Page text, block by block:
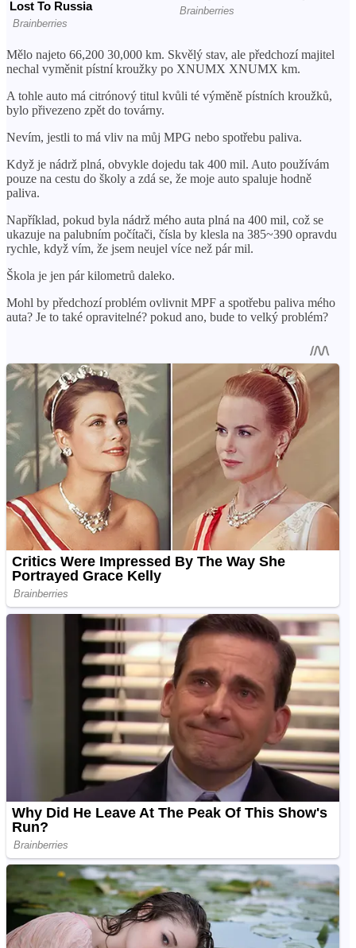
Mělo najeto 66,200 30,000 km. Skvělý stav, ale předchozí majitel
nechal vyměnit pístní kroužky po XNUMX XNUMX km.
A tohle auto má citrónový titul kvůli té výměně pístních kroužků,
bylo přivezeno zpět do továrny.
Nevím, jestli to má vliv na můj MPG nebo spotřebu paliva.
Když je nádrž plná, obvykle dojedu tak 400 mil. Auto používám
pouze na cestu do školy a zdá se, že moje auto spaluje hodně
paliva.
Například, pokud byla nádrž mého auta plná na 400 mil, což se
ukazuje na palubním počítači, čísla by klesla na 385~390 opravdu
rychle, když vím, že jsem neujel více než pár mil.
Škola je jen pár kilometrů daleko.
Mohl by předchozí problém ovlivnit MPF a spotřebu paliva mého
auta? Je to také opravitelné? pokud ano, bude to velký problém?